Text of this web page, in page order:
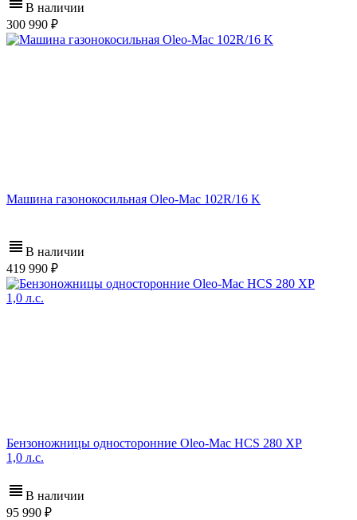
В наличии
300 990
Машина газонокосильная Oleo-Mac 102R/16 K
В наличии
419 990
Бензоножницы односторонние Oleo-Mac HCS 280 XP
1,0 л.с.
В наличии
95 990